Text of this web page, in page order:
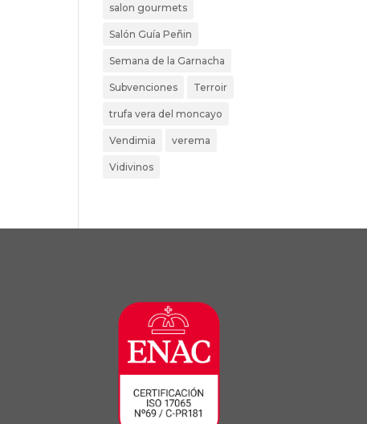
salon gourmets
Salón Guía Peñin
Semana de la Garnacha
Subvenciones Terroir
trufa vera del moncayo
Vendimia verema
Vidivinos